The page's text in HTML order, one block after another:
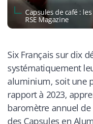
Capsules de café :
RSE Magazine
Six Français sur dix
systématiquement
aluminium, soit une
rapport à 2023,
baromètre annuel de
des Capsules en